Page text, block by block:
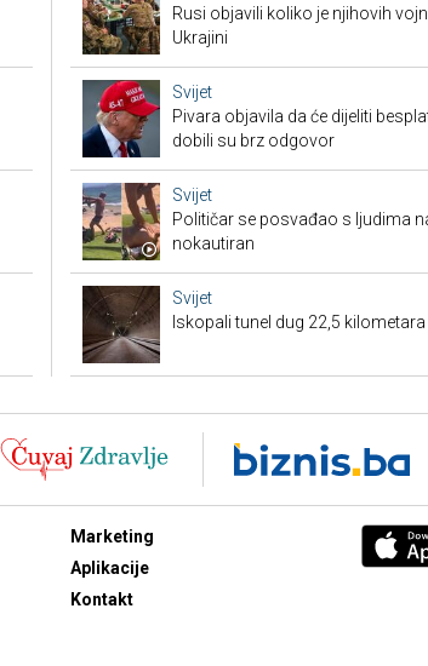
Rusi objavili koliko je njihovih
Ukrajini
Svijet
Pivara objavila da će dijeliti
dobili su brz odgovor
Svijet
Političar se posvađao s ljudima
nokautiran
Svijet
Iskopali tunel dug 22,5
Marketing
Aplikacije
Kontakt